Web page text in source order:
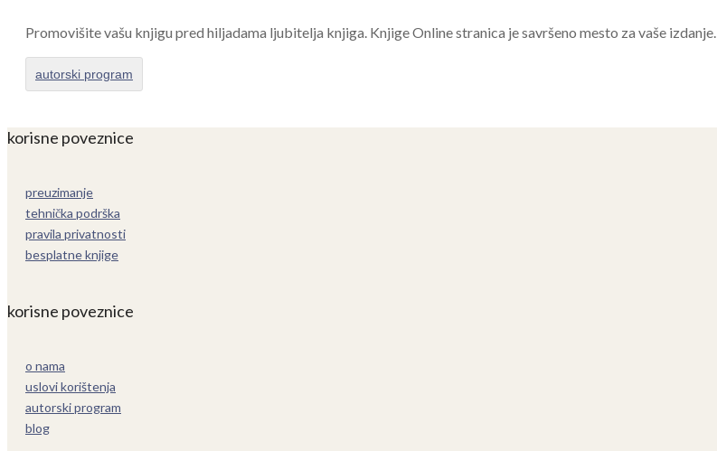
Promovišite vašu knjigu pred hiljadama ljubitelja knjiga. Knjige Online stranica je savršeno mesto za vaše izdanje.
autorski program
korisne poveznice
preuzimanje
tehnička podrška
pravila privatnosti
besplatne knjige
korisne poveznice
o nama
uslovi korištenja
autorski program
blog